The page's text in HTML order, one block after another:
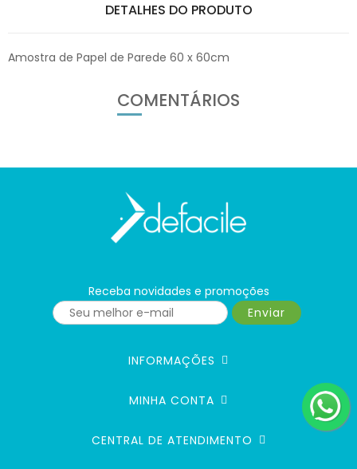
DETALHES DO PRODUTO
Amostra de Papel de Parede 60 x 60cm
COMENTÁRIOS
Receba novidades e promoções
Enviar
INFORMAÇÕES
MINHA CONTA
CENTRAL DE ATENDIMENTO